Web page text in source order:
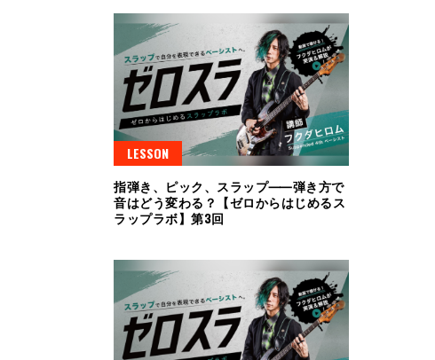
LESSON
指弾き、ピック、スラップ⸺弾き方で
音はどう変わる？【ゼロからはじめるス
ラップラボ】第3回